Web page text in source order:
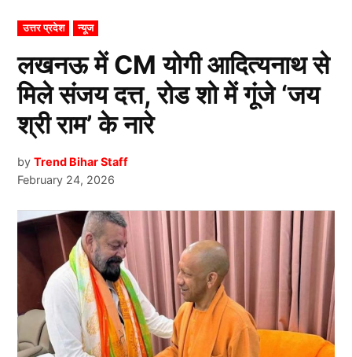
POSTED
IN
उत्तर प्रदेश न्यूज
लखनऊ में CM योगी आदित्यनाथ से
मिले संजय दत्त, रोड शो में गूंजे ‘जय
श्री राम’ के नारे
by Trend Bihar Staff
February 24, 2026